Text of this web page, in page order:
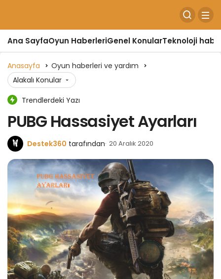
Ana SayfaOyun HaberleriGenel KonularTeknoloji
Anasayfa
Oyun haberleri ve yardım
Alakalı Konular
Trendlerdeki Yazı
PUBG Hassasiyet Ayarları
Destek360 tarafından 20 Aralık 2020